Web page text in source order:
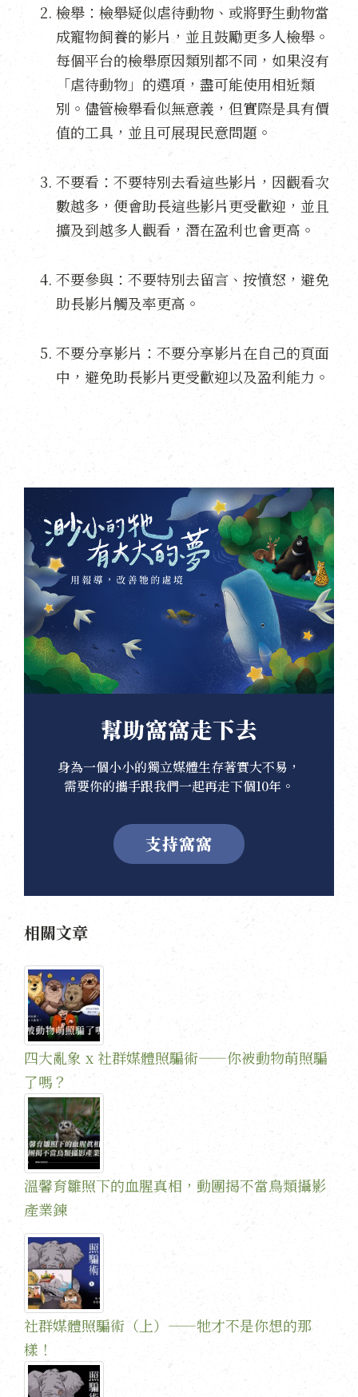
檢舉：檢舉疑似虐待動物、或將野生動物當
成寵物飼養的影片，並且鼓勵更多人檢舉。
每個平台的檢舉原因類別都不同，如果沒有
「虐待動物」的選項，盡可能使用相近類
別。儘管檢舉看似無意義，但實際是具有價
值的工具，並且可展現民意問題。
不要看：不要特別去看這些影片，因觀看次
數越多，便會助長這些影片更受歡迎，並且
擴及到越多人觀看，潛在盈利也會更高。
不要參與：不要特別去留言、按憤怒，避免
助長影片觸及率更高。
不要分享影片：不要分享影片在自己的頁面
中，避免助長影片更受歡迎以及盈利能力。
幫助窩窩走下去
身為一個小小的獨立媒體生存著實大不易，
需要你的攜手跟我們一起再走下個10年。
支持窩窩
相關文章
四大亂象 x 社群媒體照騙術——你被動物萌照騙
了嗎？
溫馨育雛照下的血腥真相，動團揭不當鳥類攝影
產業鍊
社群媒體照騙術（上）——牠才不是你想的那
樣！